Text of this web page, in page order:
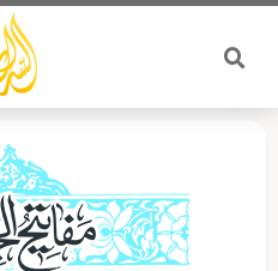
تخطي
المحتوى